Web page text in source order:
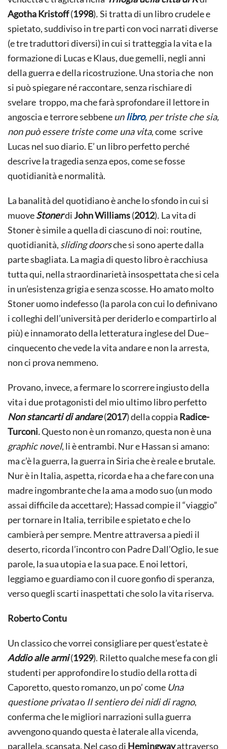
Agotha Kristoff(1998).Si tratta di un libro crudele e
spietato, suddiviso in tre parti con voci narrati diverse
(e tre traduttori diversi) in cui si tratteggia la vita e la
formazione di Lucas e Klaus, due gemelli, negli anni
della guerra e della ricostruzione. Una storia che non
si può spiegare né raccontare, senza rischiare di
svelare troppo, ma che farà sprofondare il lettore in
angoscia e terrore sebbeneunlibro, per triste che sia,
non può essere triste come una vita, come scrive
Lucas nel suo diario. E’ un libro perfetto perché
descrive la tragedia senza epos, come se fosse
quotidianità e normalità.
La banalità del quotidiano è anche lo sfondo in cui si
muoveStonerdiJohn Williams(2012). La vita di
Stoner è simile a quella di ciascuno di noi: routine,
quotidianità, sliding doorsche si sono aperte dalla
parte sbagliata. La magia di questo libro è racchiusa
tutta qui, nella straordinarietà insospettata che si cela
in un’esistenza grigia e senza scosse. Ho amato molto
Stoner uomo indefesso (la parola con cui lo definivano
i colleghi dell’università per deriderlo e compartirlo al
più) e innamorato della letteratura inglese del Due–
cinquecento che vede la vita andare e non la arresta,
non ci prova nemmeno.
Provano, invece, a fermare lo scorrere ingiusto della
vita i due protagonisti del mio ultimo libro perfetto
Non stancarti di andare(2017) della coppia Radice-
Turconi.Questo non è un romanzo, questa non è una
graphic novel, li è entrambi. Nur e Hassan si amano:
ma c’è la guerra, la guerra in Siria che è reale e brutale.
Nur è in Italia, aspetta, ricorda e ha a che fare con una
madre ingombrante che la ama a modo suo (un modo
assai difficile da accettare); Hassad compie il “viaggio”
per tornare in Italia, terribile e spietato e che lo
cambierà per sempre. Mentre attraversa a piedi il
deserto, ricorda l’incontro con Padre Dall’Oglio, le sue
parole, la sua utopia e la sua pace. E noi lettori,
leggiamo e guardiamo con il cuore gonfio di speranza,
verso quegli scarti inaspettati che solo la vita riserva.
Roberto Contu
Un classico che vorrei consigliare per quest’estate è
Addio alle armi(1929). Riletto qualche mese fa con gli
studenti per approfondire lo studio della rotta di
Caporetto, questo romanzo, un po’ come Una
questione privatao Il sentiero dei nidi di ragno,
conferma che le migliori narrazioni sulla guerra
avvengono quando questa è laterale alla vicenda,
parallela, scansata. Nel caso di Hemingwayattraverso